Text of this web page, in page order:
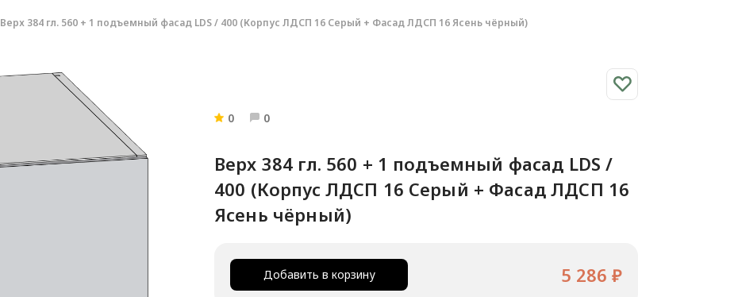
Верх 384 гл. 560 + 1 подъемный фасад LDS / 400 (Корпус ЛДСП 16 Серый + Фасад ЛДСП 16 Ясень чёрный)
0 0
Верх 384 гл. 560 + 1 подъемный фасад LDS /
400 (Корпус ЛДСП 16 Серый + Фасад ЛДСП 16
Ясень чёрный)
Добавить в корзину 5 286 ₽